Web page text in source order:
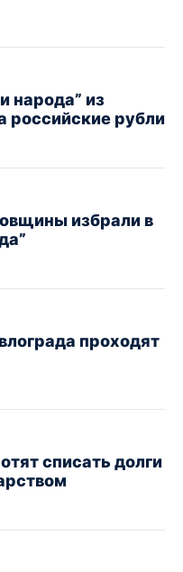
народа” из
российские рубли
избрали в
проходят
списать долги